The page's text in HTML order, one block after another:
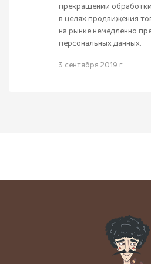
прекращении
в целях продвижения
на рынке немедленно
персональных данных.
3 сентября 2019 г.